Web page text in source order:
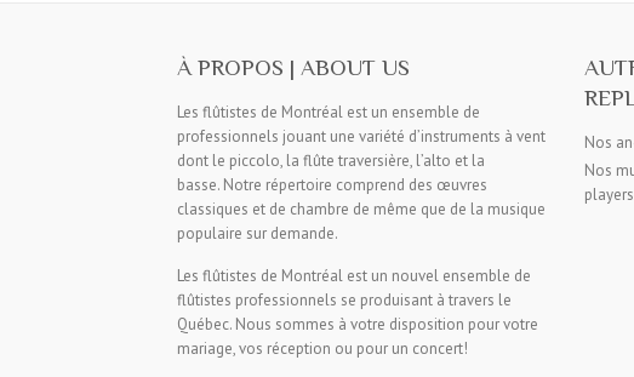
À PROPOS | ABOUT US
Les flûtistes de Montréal est un ensemble de
professionnels jouant une variété d’instruments à vent
dont le piccolo, la flûte traversière, l’alto et la
basse. Notre répertoire comprend des œuvres
classiques et de chambre de même que de la musique
populaire sur demande.
Les flûtistes de Montréal est un nouvel ensemble de
flûtistes professionnels se produisant à travers le
Québec. Nous sommes à votre disposition pour votre
mariage, vos réception ou pour un concert!
Nos
Nos
players